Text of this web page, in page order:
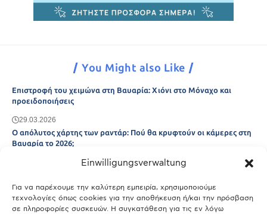
Einwilligungsverwaltung
Για να παρέχουμε την καλύτερη εμπειρία, χρησιμοποιούμε
τεχνολογίες όπως cookies για την αποθήκευση ή/και την πρόσβαση
σε πληροφορίες συσκευών. Η συγκατάθεση για τις εν λόγω
You Might also Like
Επιστροφή του χειμώνα στη Βαυαρία: Χιόνι στο Μόναχο και
προειδοποιήσεις
29.03.2026
Ο απόλυτος χάρτης των ραντάρ: Πού θα κρυφτούν οι κάμερες στη
Βαυαρία το 2026;
Μόναχο;
25.03.2026